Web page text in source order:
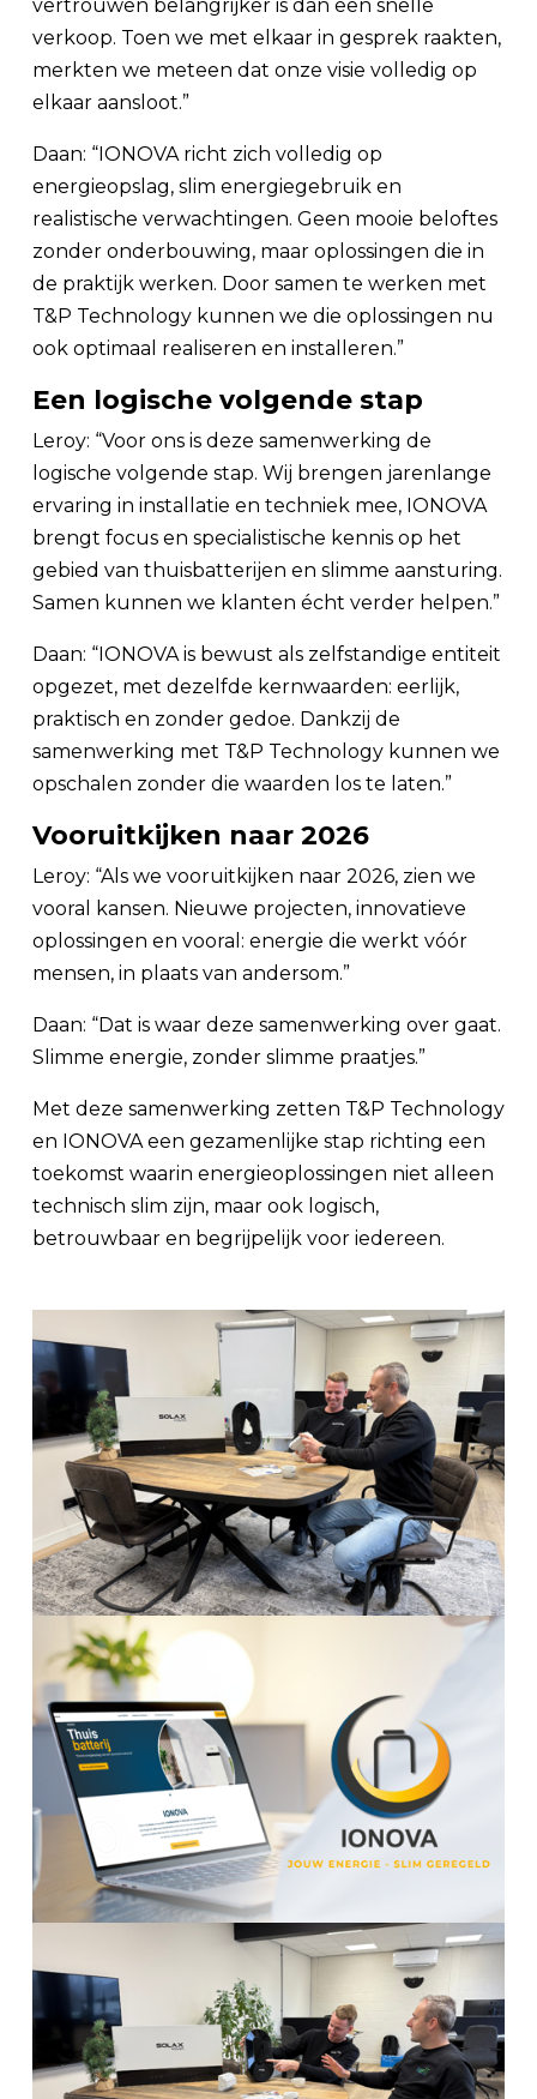
vertrouwen belangrijker is dan een snelle
verkoop. Toen we met elkaar in gesprek raakten,
merkten we meteen dat onze visie volledig op
elkaar aansloot.”
Daan: “IONOVA richt zich volledig op
energieopslag, slim energiegebruik en
realistische verwachtingen. Geen mooie beloftes
zonder onderbouwing, maar oplossingen die in
de praktijk werken. Door samen te werken met
T&P Technology kunnen we die oplossingen nu
ook optimaal realiseren en installeren.”
Een logische volgende stap
Leroy: “Voor ons is deze samenwerking de
logische volgende stap. Wij brengen jarenlange
ervaring in installatie en techniek mee, IONOVA
brengt focus en specialistische kennis op het
gebied van thuisbatterijen en slimme aansturing.
Samen kunnen we klanten écht verder helpen.”
Daan: “IONOVA is bewust als zelfstandige entiteit
opgezet, met dezelfde kernwaarden: eerlijk,
praktisch en zonder gedoe. Dankzij de
samenwerking met T&P Technology kunnen we
opschalen zonder die waarden los te laten.”
Vooruitkijken naar 2026
Leroy: “Als we vooruitkijken naar 2026, zien we
vooral kansen. Nieuwe projecten, innovatieve
oplossingen en vooral: energie die werkt vóór
mensen, in plaats van andersom.”
Daan: “Dat is waar deze samenwerking over gaat.
Slimme energie, zonder slimme praatjes.”
Met deze samenwerking zetten T&P Technology
en IONOVA een gezamenlijke stap richting een
toekomst waarin energieoplossingen niet alleen
technisch slim zijn, maar ook logisch,
betrouwbaar en begrijpelijk voor iedereen.